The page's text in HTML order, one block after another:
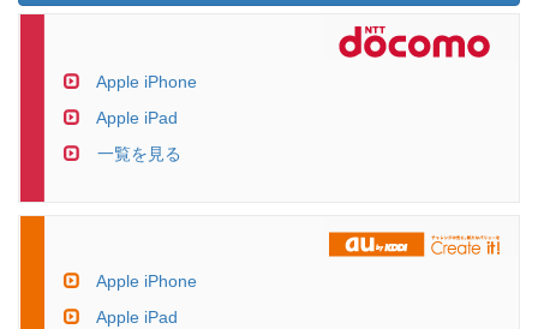
Apple iPhone
Apple iPad
一覧を見る
Apple iPhone
Apple iPad